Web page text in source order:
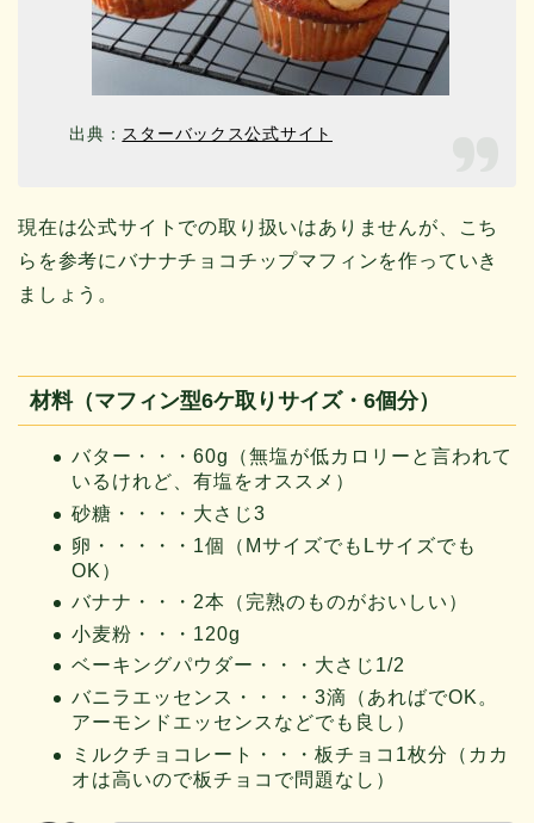
出典： スターバックス公式サイト
現在は公式サイトでの取り扱いはありませんが、こち
らを参考にバナナチョコチップマフィンを作っていき
ましょう。
材料（マフィン型6ケ取りサイズ・6個分）
バター・・・60g（無塩が低カロリーと言われて
いるけれど、有塩をオススメ）
砂糖・・・・大さじ3
卵・・・・・1個（MサイズでもLサイズでも
OK）
バナナ・・・2本（完熟のものがおいしい）
小麦粉・・・120g
ベーキングパウダー・・・大さじ1/2
バニラエッセンス・・・・3滴（あればでOK。
アーモンドエッセンスなどでも良し）
ミルクチョコレート・・・板チョコ1枚分（カカ
オは高いので板チョコで問題なし）